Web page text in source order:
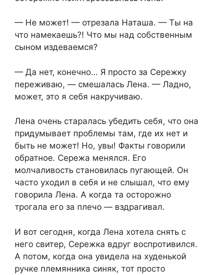
— Не может! — отрезала Наташа. — Ты на
что намекаешь?! Что мы над собственным
сыном издеваемся?
— Да нет, конечно… Я просто за Сережку
переживаю, — смешалась Лена. — Ладно,
может, это я себя накручиваю.
Лена очень старалась убедить себя, что она
придумывает проблемы там, где их нет и
быть не может! Но, увы! Факты говорили
обратное. Сережа менялся. Его
молчаливость становилась пугающей. Он
часто уходил в себя и не слышал, что ему
говорила Лена. А когда та осторожно
трогала его за плечо — вздрагивал.
И вот сегодня, когда Лена хотела снять с
него свитер, Сережка вдруг воспротивился.
А потом, когда она увидела на худенькой
ручке племянника синяк, тот просто